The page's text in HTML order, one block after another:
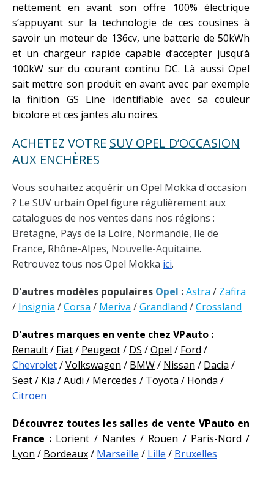
nettement en avant son offre 100% électrique
s’appuyant sur la technologie de ces cousines à
savoir un moteur de 136cv, une batterie de 50kWh
et un chargeur rapide capable d’accepter jusqu’à
100kW sur du courant continu DC. Là aussi Opel
sait mettre son produit en avant avec par exemple
la finition GS Line identifiable avec sa couleur
bicolore et ces jantes alu noires.
ACHETEZ VOTRE SUV OPEL D’OCCASION
AUX ENCHÈRES
Vous souhaitez acquérir un Opel Mokka d'occasion
? Le SUV urbain Opel figure régulièrement aux
catalogues de nos ventes dans nos régions :
Bretagne, Pays de la Loire, Normandie, Ile de
France, Rhône-Alpes, Nouvelle-Aquitaine.
Retrouvez tous nos Opel Mokka ici.
D'autres modèles populaires Opel :Astra / Zafira
/ Insignia /Corsa / Meriva /Grandland /Crossland
D'autres marques en vente chez VPauto :
Renault/ Fiat/ Peugeot/ DS /Opel / Ford /
Chevrolet/Volkswagen / BMW/ Nissan / Dacia /
Seat/ Kia /Audi / Mercedes / Toyota / Honda /
Citroen
Découvrez toutes les salles de vente VPauto en
France : Lorient / Nantes / Rouen / Paris-Nord /
Lyon / Bordeaux/ Marseille / Lille / Bruxelles